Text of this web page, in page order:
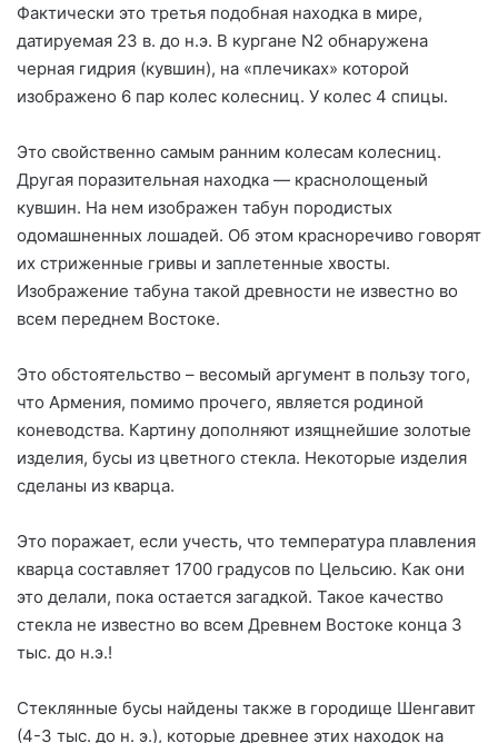
Фактически это третья подобная находка в мире,
датируемая 23 в. до н.э. В кургане N2 обнаружена
черная гидрия (кувшин), на «плечиках» которой
изображено 6 пар колес колесниц. У колес 4 спицы.
Это свойственно самым ранним колесам колесниц.
Другая поразительная находка — краснолощеный
кувшин. На нем изображен табун породистых
одомашненных лошадей. Об этом красноречиво говорят
их стриженные гривы и заплетенные хвосты.
Изображение табуна такой древности не известно во
всем переднем Востоке.
Это обстоятельство – весомый аргумент в пользу того,
что Армения, помимо прочего, является родиной
коневодства. Картину дополняют изящнейшие золотые
изделия, бусы из цветного стекла. Некоторые изделия
сделаны из кварца.
Это поражает, если учесть, что температура плавления
кварца составляет 1700 градусов по Цельсию. Как они
это делали, пока остается загадкой. Такое качество
стекла не известно во всем Древнем Востоке конца 3
тыс. до н.э.!
Стеклянные бусы найдены также в городище Шенгавит
(4-3 тыс. до н. э.), которые древнее этих находок на